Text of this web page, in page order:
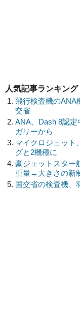
人気記事ランキング
飛行検査機のANA
交省
ANA、Dash 8認
ガリーから
マイクロジェッ
グと2機種に
豪ジェットスター
重量→大きさの新
国交省の検査機